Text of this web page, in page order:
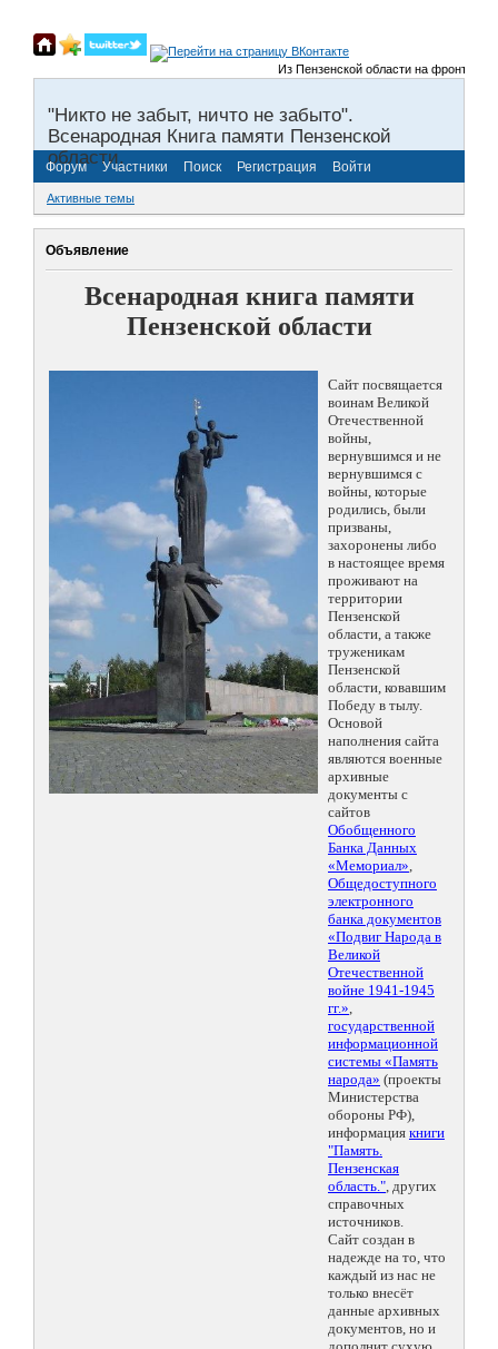
Из Пензенской области на фронты
"Никто не забыт, ничто не забыто".
Всенародная Книга памяти Пензенской
области.
Форум Участники Поиск Регистрация Войти
Активные темы
Объявление
Всенародная книга памяти
Пензенской области
Сайт посвящается
воинам Великой
Отечественной
войны,
вернувшимся и не
вернувшимся с
войны, которые
родились, были
призваны,
захоронены либо
в настоящее время
проживают на
территории
Пензенской
области, а также
труженикам
Пензенской
области, ковавшим
Победу в тылу.
Основой
наполнения сайта
являются военные
архивные
документы с
сайтов
Обобщенного
Банка Данных
«Мемориал»,
Общедоступного
электронного
банка документов
«Подвиг Народа в
Великой
Отечественной
войне 1941-1945
гг.»,
государственной
информационной
системы «Память
народа» (проекты
Министерства
обороны РФ),
информация книги
"Память.
Пензенская
область.", других
справочных
источников.
Сайт создан в
надежде на то, что
каждый из нас не
только внесёт
данные архивных
документов, но и